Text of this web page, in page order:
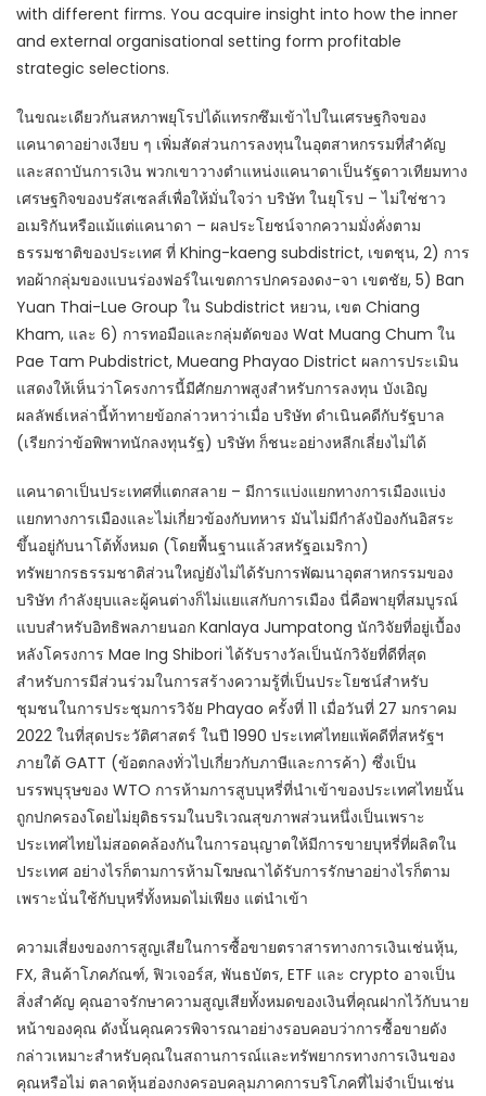
with different firms. You acquire insight into how the inner
and external organisational setting form profitable
strategic selections.
ในขณะเดียวกันสหภาพยุโรปได้แทรกซึมเข้าไปในเศรษฐกิจของ
แคนาดาอย่างเงียบ ๆ เพิ่มสัดส่วนการลงทุนในอุตสาหกรรมที่สำคัญ
และสถาบันการเงิน พวกเขาวางตำแหน่งแคนาดาเป็นรัฐดาวเทียมทาง
เศรษฐกิจของบรัสเซลส์เพื่อให้มั่นใจว่า บริษัท ในยุโรป – ไม่ใช่ชาว
อเมริกันหรือแม้แต่แคนาดา – ผลประโยชน์จากความมั่งคั่งตาม
ธรรมชาติของประเทศ ที่ Khing-kaeng subdistrict, เขตชุน, 2) การ
ทอผ้ากลุ่มของแบนร่องฟอร์ในเขตการปกครองดง-จา เขตชัย, 5) Ban
Yuan Thai-Lue Group ใน Subdistrict หยวน, เขต Chiang
Kham, และ 6) การทอมือและกลุ่มตัดของ Wat Muang Chum ใน
Pae Tam Pubdistrict, Mueang Phayao District ผลการประเมิน
แสดงให้เห็นว่าโครงการนี้มีศักยภาพสูงสำหรับการลงทุน บังเอิญ
ผลลัพธ์เหล่านี้ท้าทายข้อกล่าวหาว่าเมื่อ บริษัท ดำเนินคดีกับรัฐบาล
(เรียกว่าข้อพิพาทนักลงทุนรัฐ) บริษัท ก็ชนะอย่างหลีกเลี่ยงไม่ได้
แคนาดาเป็นประเทศที่แตกสลาย – มีการแบ่งแยกทางการเมืองแบ่ง
แยกทางการเมืองและไม่เกี่ยวข้องกับทหาร มันไม่มีกำลังป้องกันอิสระ
ขึ้นอยู่กับนาโต้ทั้งหมด (โดยพื้นฐานแล้วสหรัฐอเมริกา)
ทรัพยากรธรรมชาติส่วนใหญ่ยังไม่ได้รับการพัฒนาอุตสาหกรรมของ
บริษัท กำลังยุบและผู้คนต่างก็ไม่แยแสกับการเมือง นี่คือพายุที่สมบูรณ์
แบบสำหรับอิทธิพลภายนอก Kanlaya Jumpatong นักวิจัยที่อยู่เบื้อง
หลังโครงการ Mae Ing Shibori ได้รับรางวัลเป็นนักวิจัยที่ดีที่สุด
สำหรับการมีส่วนร่วมในการสร้างความรู้ที่เป็นประโยชน์สำหรับ
ชุมชนในการประชุมการวิจัย Phayao ครั้งที่ 11 เมื่อวันที่ 27 มกราคม
2022 ในที่สุดประวัติศาสตร์ ในปี 1990 ประเทศไทยแพ้คดีที่สหรัฐฯ
ภายใต้ GATT (ข้อตกลงทั่วไปเกี่ยวกับภาษีและการค้า) ซึ่งเป็น
บรรพบุรุษของ WTO การห้ามการสูบบุหรี่ที่นำเข้าของประเทศไทยนั้น
ถูกปกครองโดยไม่ยุติธรรมในบริเวณสุขภาพส่วนหนึ่งเป็นเพราะ
ประเทศไทยไม่สอดคล้องกันในการอนุญาตให้มีการขายบุหรี่ที่ผลิตใน
ประเทศ อย่างไรก็ตามการห้ามโฆษณาได้รับการรักษาอย่างไรก็ตาม
เพราะนั่นใช้กับบุหรี่ทั้งหมดไม่เพียง แต่นำเข้า
ความเสี่ยงของการสูญเสียในการซื้อขายตราสารทางการเงินเช่นหุ้น,
FX, สินค้าโภคภัณฑ์, ฟิวเจอร์ส, พันธบัตร, ETF และ crypto อาจเป็น
สิ่งสำคัญ คุณอาจรักษาความสูญเสียทั้งหมดของเงินที่คุณฝากไว้กับนาย
หน้าของคุณ ดังนั้นคุณควรพิจารณาอย่างรอบคอบว่าการซื้อขายดัง
กล่าวเหมาะสำหรับคุณในสถานการณ์และทรัพยากรทางการเงินของ
คุณหรือไม่ ตลาดหุ้นฮ่องกงครอบคลุมภาคการบริโภคที่ไม่จำเป็นเช่น